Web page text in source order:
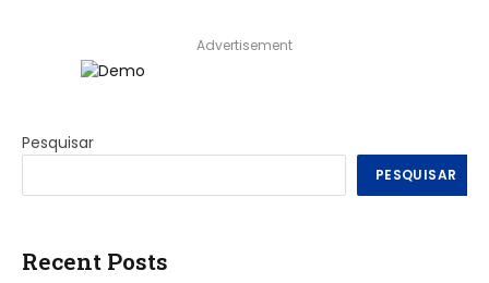
Advertisement
Pesquisar
PESQUISAR
Recent Posts